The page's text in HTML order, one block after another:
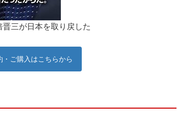
晋三が日本を取り戻した
・ご購入はこちらから